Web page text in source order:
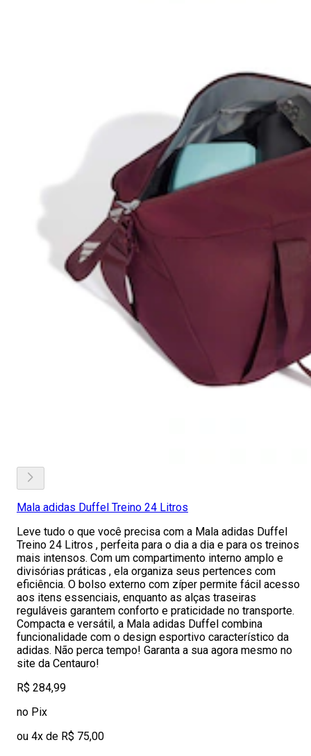
Mala adidas Duffel Treino 24 Litros
Leve tudo o que você precisa com a Mala adidas Duffel
Treino 24 Litros , perfeita para o dia a dia e para os treinos
mais intensos. Com um compartimento interno amplo e
divisórias práticas , ela organiza seus pertences com
eficiência. O bolso externo com zíper permite fácil acesso
aos itens essenciais, enquanto as alças traseiras
reguláveis garantem conforto e praticidade no transporte.
Compacta e versátil, a Mala adidas Duffel combina
funcionalidade com o design esportivo característico da
adidas. Não perca tempo! Garanta a sua agora mesmo no
site da Centauro!
R$ 284,99
no Pix
ou 4x de R$ 75,00